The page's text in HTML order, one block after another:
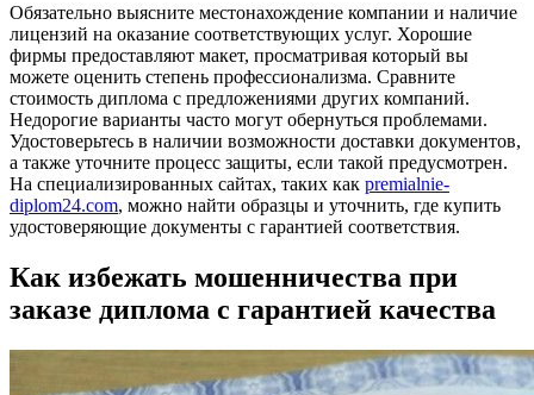
Обязательно выясните местонахождение компании и наличие
лицензий на оказание соответствующих услуг. Хорошие
фирмы предоставляют макет, просматривая который вы
можете оценить степень профессионализма. Сравните
стоимость диплома с предложениями других компаний.
Недорогие варианты часто могут обернуться проблемами.
Удостоверьтесь в наличии возможности доставки документов,
а также уточните процесс защиты, если такой предусмотрен.
На специализированных сайтах, таких как premialnie-
diplom24.com, можно найти образцы и уточнить, где купить
удостоверяющие документы с гарантией соответствия.
Как избежать мошенничества при
заказе диплома с гарантией качества